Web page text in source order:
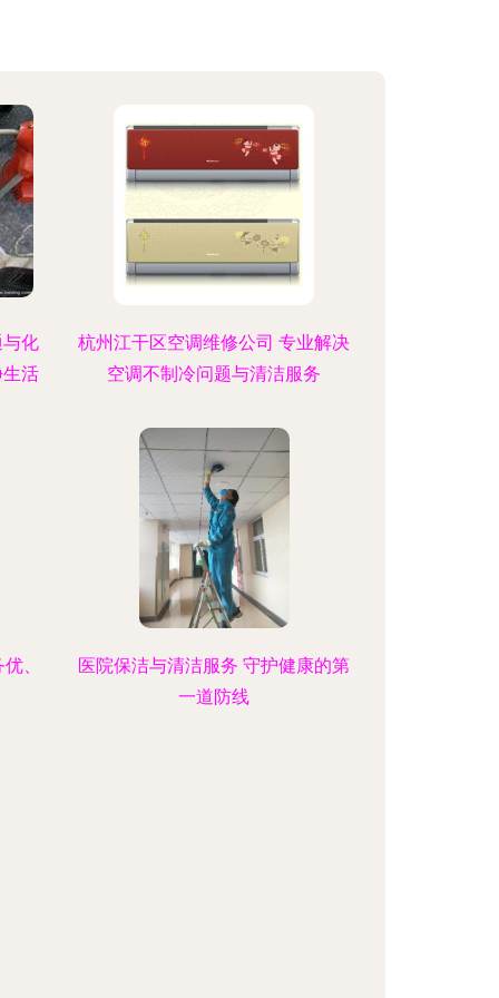
化
活
杭州江干区空调维修公司 专业解决
空调不制冷问题与清洁服务
、
医院保洁与清洁服务 守护健康的第
一道防线